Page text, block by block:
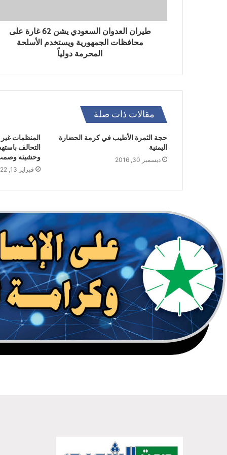
طيران العدوان السعودي يشن 62 غارة على
محافظات الجمهورية ويستخدم الأسلحة
المحرمة دولياً
مقالات ذات صلة
حجة الثمرة الأطيب في كرمة الحضارة
اليمنية
ديسمبر 30, 2016
المنظمات
التحالف
وحشيته وصمت
فبراير 13, 2022